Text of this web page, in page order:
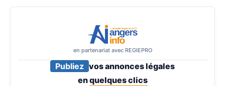
en partenariat avec REGIEPRO
Publiez vos annonces légales
enquelques clics